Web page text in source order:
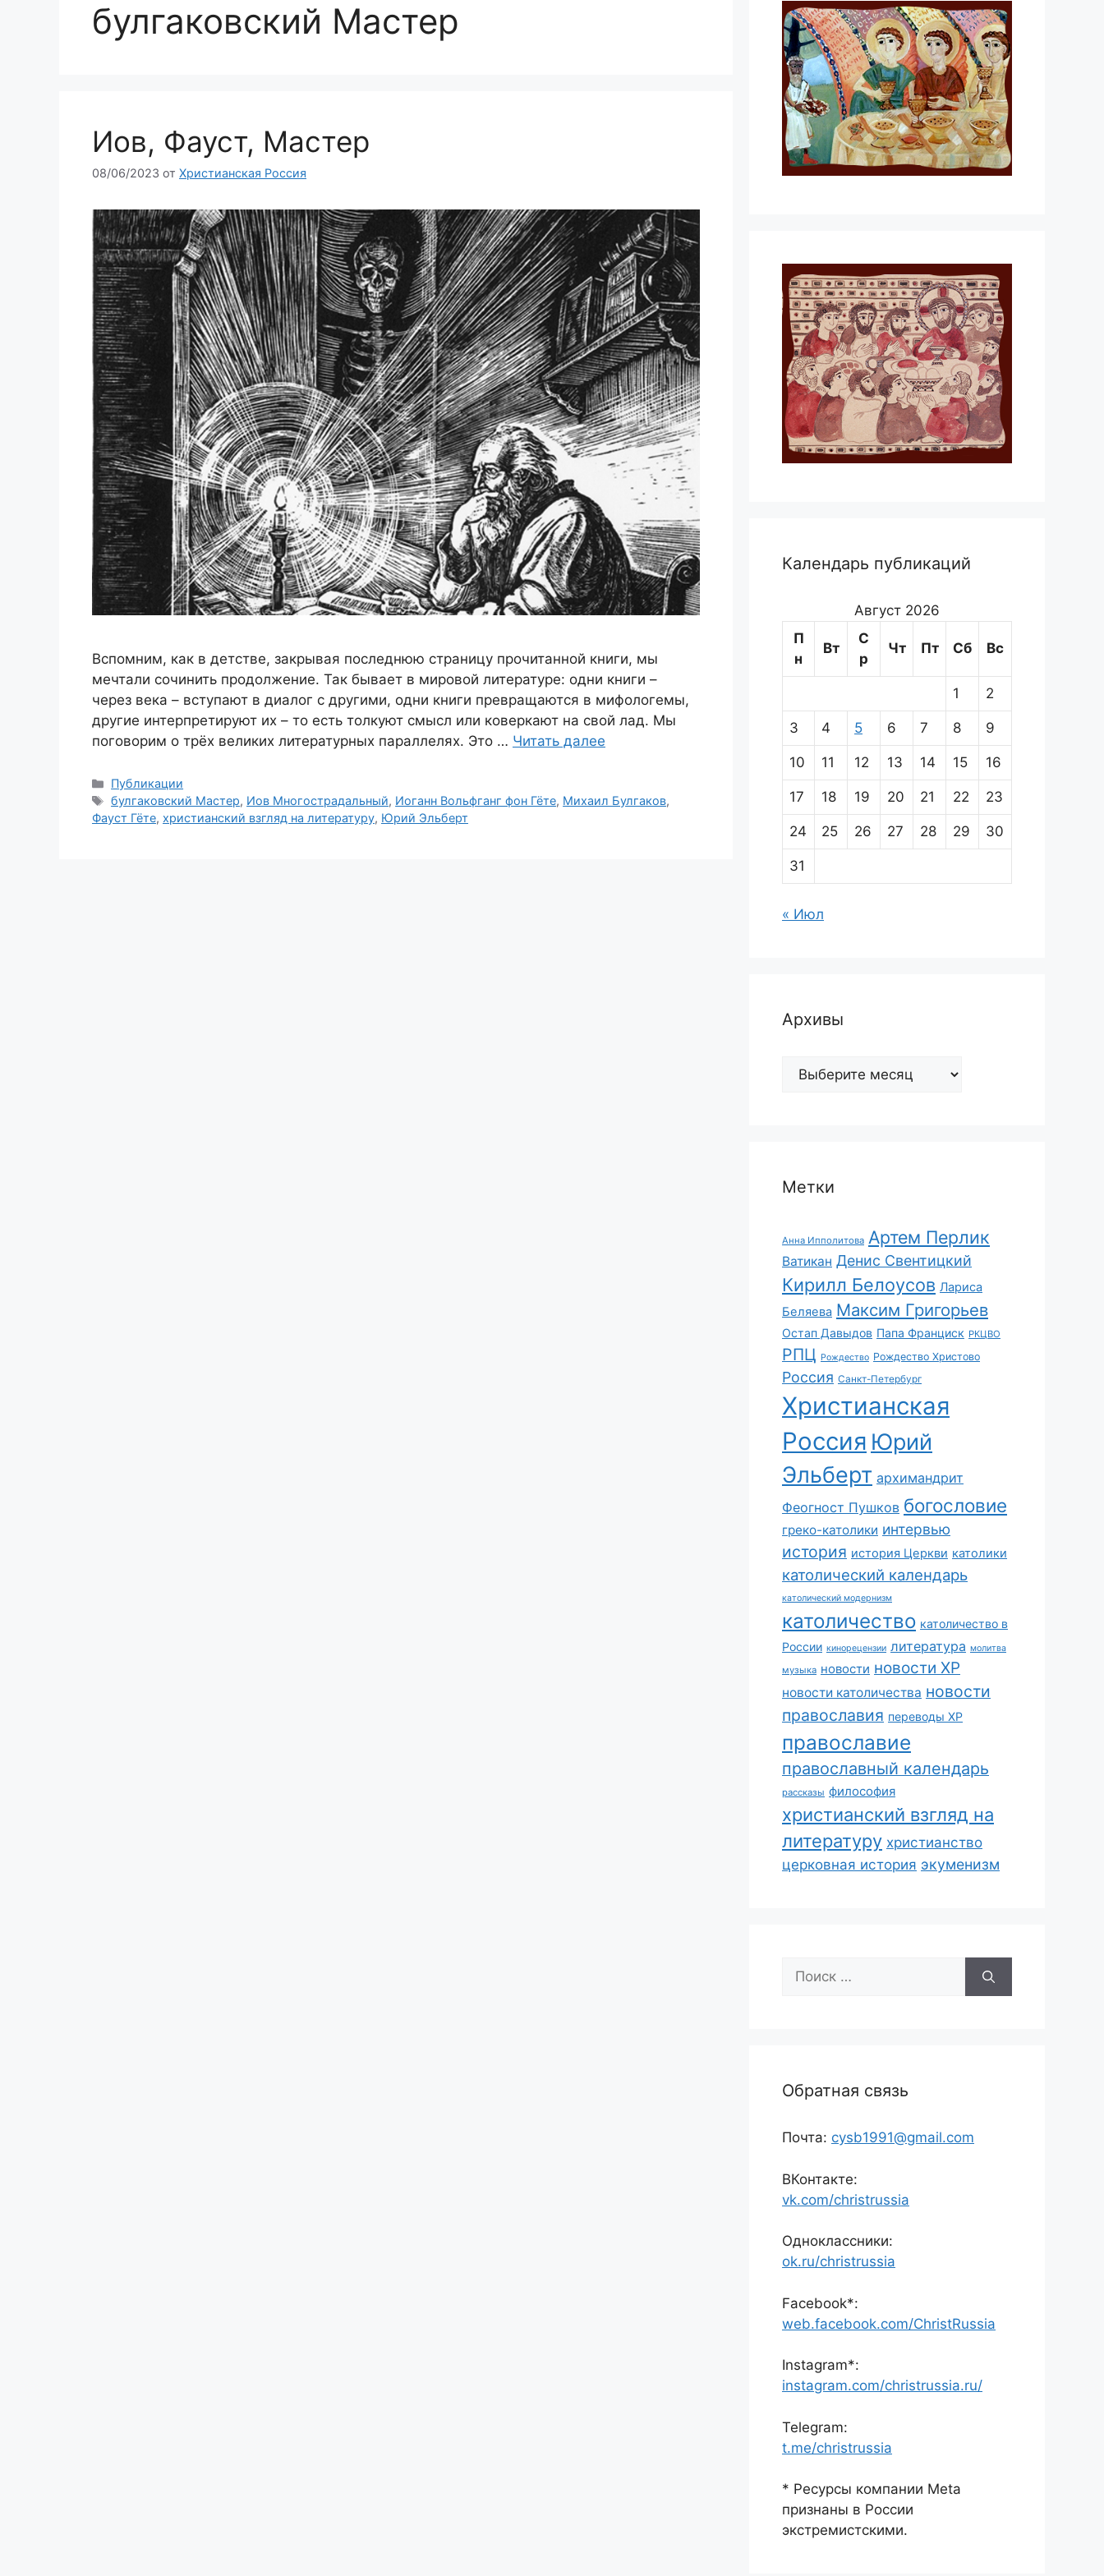
булгаковский Мастер
Иов, Фауст, Мастер
08/06/2023 от Христианская Россия
Вспомним, как в детстве, закрывая последнюю страницу прочитанной книги, мы
мечтали сочинить продолжение. Так бывает в мировой литературе: одни книги –
через века – вступают в диалог с другими, одни книги превращаются в мифологемы,
другие интерпретируют их – то есть толкуют смысл или коверкают на свой лад. Мы
поговорим о трёх великих литературных параллелях. Это … Читать далее
Рубрики
Публикации
Метки
булгаковский Мастер, Иов Многострадальный, Иоганн Вольфганг фон Гёте, Михаил Булгаков,
Фауст Гёте, христианский взгляд на литературу, Юрий Эльберт
Календарь публикаций
Август 2026
П
н
Вт
С
р
Чт Пт Сб Вс
1 2
3 4 5 6 7 8 9
10 11 12 13 14 15 16
17 18 19 20 21 22 23
24 25 26 27 28 29 30
31
« Июл
Архивы
Архивы
Метки
Анна Ипполитова Артем Перлик
Ватикан Денис Свентицкий
Кирилл Белоусов Лариса
Беляева Максим Григорьев
Остап Давыдов Папа Франциск РКЦВО
РПЦ Рождество Рождество Христово
Россия Санкт-Петербург
Христианская
Россия Юрий
Эльберт архимандрит
Феогност Пушков богословие
греко-католики интервью
история история Церкви католики
католический календарь
католический модернизм
католичество католичество в
России кинорецензии литература молитва
музыка новости новости ХР
новости католичества новости
православия переводы ХР
православие
православный календарь
рассказы философия
христианский взгляд на
литературу христианство
церковная история экуменизм
Поиск:
Обратная связь
Почта: cysb1991@gmail.com
ВКонтакте:
vk.com/christrussia
Одноклассники:
ok.ru/christrussia
Facebook*:
web.facebook.com/ChristRussia
Instagram*:
instagram.com/christrussia.ru/
Telegram:
t.me/christrussia
* Ресурсы компании Meta
признаны в России
экстремистскими.